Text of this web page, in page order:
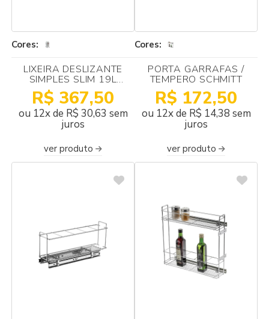
Cores:
LIXEIRA DESLIZANTE
SIMPLES SLIM 19L
250X490X340 SCHMITT
R$ 367,50
ou 12x de R$ 30,63 sem
juros
ver produto
Cores:
PORTA GARRAFAS /
TEMPERO SCHMITT
R$ 172,50
ou 12x de R$ 14,38 sem
juros
ver produto